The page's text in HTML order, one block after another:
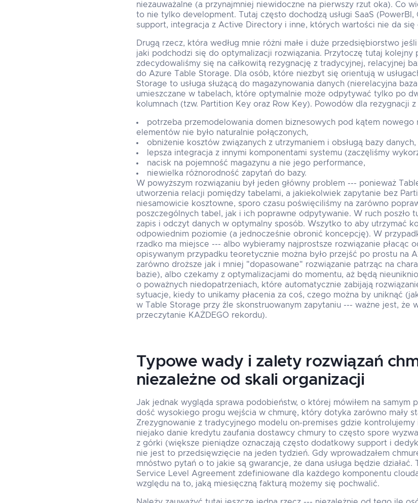
niezauważalne (a przynajmniej niewidoczne na pierwszy rzut oka). Co
to nie tylko development. Tutaj często dochodzą usługi SaaS
support, integracja z Active Directory i inne, których wartości nie da się
Drugą rzecz, która według mnie różni małe i duże przedsiębiorstwo
jaki podchodzi się do optymalizacji rozwiązania. Przytoczę tutaj kolejny
zdecydowaliśmy się na całkowitą rezygnację z tradycyjnej, relacyjnej
do Azure Table Storage. Dla osób, które niezbyt się orientują w
Storage to usługa służącą do magazynowania danych (nierelacyjna
umieszczane w tabelach, które optymalnie może odpytywać tylko po
kolumnach (tzw. Partition Key oraz Row Key). Powodów dla rezygnacji z
potrzeba przemodelowania domen biznesowych pod kątem nowego
elementów nie było naturalnie połączonych,
obniżenie kosztów związanych z utrzymaniem i obsługą bazy danych,
lepsza integracja z innymi komponentami systemu (zaczęliśmy
nacisk na pojemność magazynu a nie jego performance,
niewielka różnorodność zapytań do bazy.
W powyższym rozwiązaniu był jeden główny problem --- ponieważ
utworzenia relacji pomiędzy tabelami, a jakiekolwiek zapytanie bez
niesamowicie kosztowne, sporo czasu poświęciliśmy na zarówno
poszczególnych tabel, jak i ich poprawne odpytywanie. W ruch poszło
zapis i odczyt danych w optymalny sposób. Wszytko to aby utrzymać
odpowiednim poziomie (a jednocześnie obronić koncepcję). W
rzadko ma miejsce --- albo wybieramy najprostsze rozwiązanie płacąc
opisywanym przypadku teoretycznie można było przejść po prostu na
zarówno droższe jak i mniej "dopasowane" rozwiązanie patrząc na
bazie), albo czekamy z optymalizacjami do momentu, aż będą
o poważnych niedopatrzeniach, które automatycznie zabijają
sytuacje, kiedy to unikamy płacenia za coś, czego można by uniknąć
w Table Storage przy źle skonstruowanym zapytaniu --- ważne jest, że
przeczytanie KAŻDEGO rekordu).
Typowe wady i zalety rozwiązań
niezależne od skali organizacji
Jak jednak wygląda sprawa podobieństw, o której mówiłem na samym
dość wysokiego progu wejścia w chmurę, który dotyka zarówno mały
Zrezygnowanie z tradycyjnego modelu on-premises gdzie kontrolujemy
niejako danie kredytu zaufania dostawcy chmury to często spore
z górki (większe pieniądze oznaczają często dodatkowy support i
nie jest to przedsięwzięcie na jeden tydzień. Gdy wprowadzałem
mnóstwo pytań o to jakie są gwarancje, że dana usługa będzie działać.
Service Level Agreement zdefiniowane dla każdego komponentu
względu na to, jaką miesięczną fakturą możemy się pochwalić.